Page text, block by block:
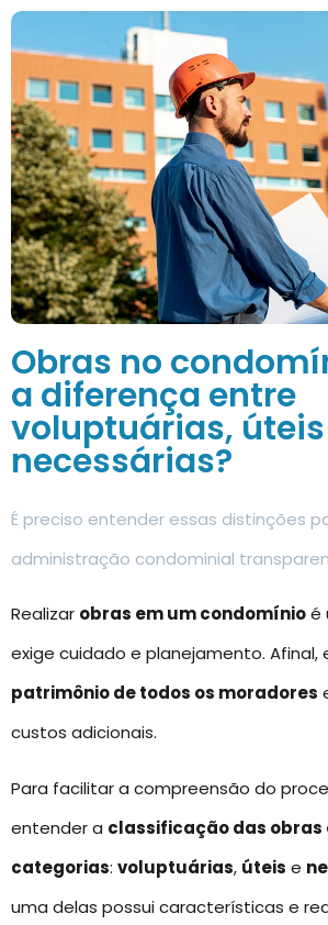
Obras no
a diferença entre
voluptuárias,
necessárias?
É preciso entender essas distinções
administração condominial
Realizar obras em um condomínioé
exige cuidado e planejamento. Afinal,
patrimônio de todos os moradores
custos adicionais.
Para facilitar a compreensão do
entender a classificação das obras
categorias: voluptuárias, úteis e
uma delas possui características e